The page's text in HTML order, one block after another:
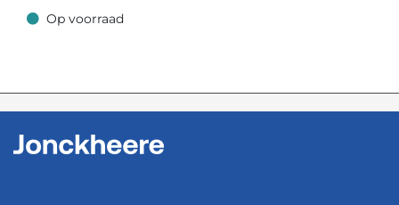
Op voorraad
Op voorraad